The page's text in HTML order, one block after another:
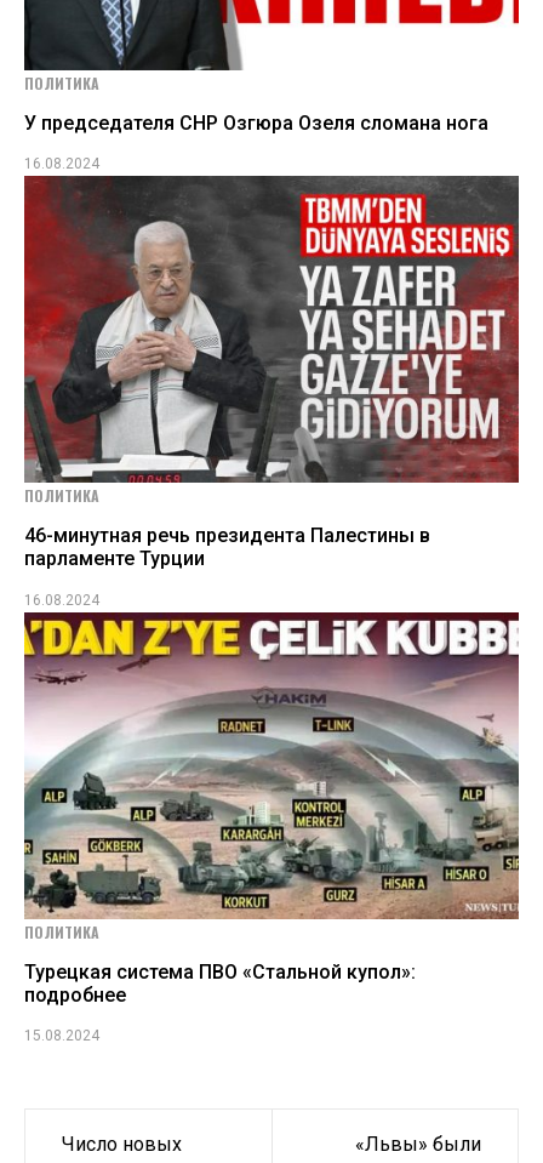
ПОЛИТИКА
У председателя СНР Озгюра Озеля сломана нога
16.08.2024
ПОЛИТИКА
46-минутная речь президента Палестины в
парламенте Турции
16.08.2024
ПОЛИТИКА
Турецкая система ПВО «Стальной купол»:
подробнее
15.08.2024
Навигация
Число новых
«Львы» были